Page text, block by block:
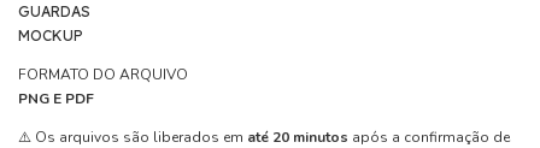
GUARDAS
MOCKUP
FORMATO DO ARQUIVO
PNG E PDF
⚠️ Os arquivos são liberados em até 20 minutos após a confirmação de